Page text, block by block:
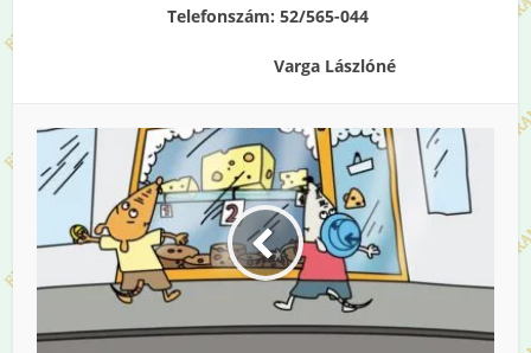
Telefonszám: 52/565-044
Varga Lászlóné